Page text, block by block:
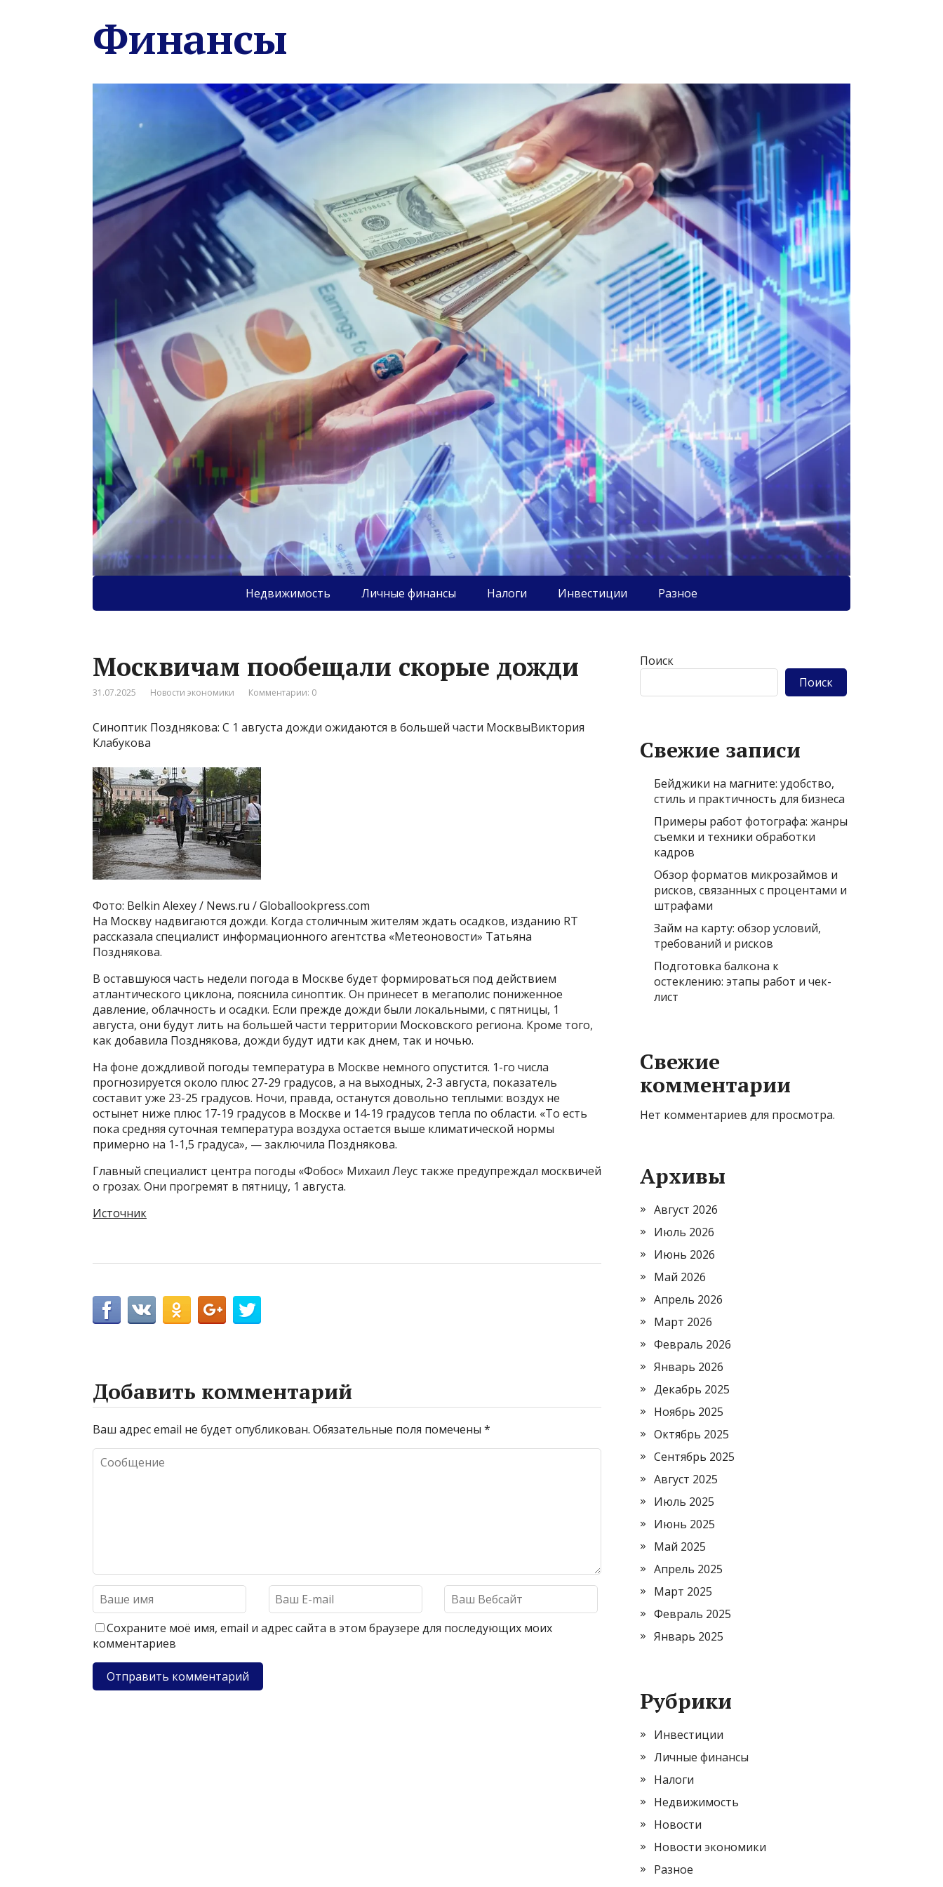
Финансы
Недвижимость Личные финансы Налоги Инвестиции Разное
Москвичам пообещали скорые дожди
31.07.2025 Новости экономики Комментарии: 0
Синоптик Позднякова: С 1 августа дожди ожидаются в большей части МосквыВиктория
Клабукова
Фото: Belkin Alexey / News.ru / Globallookpress.com
На Москву надвигаются дожди. Когда столичным жителям ждать осадков, изданию RT
рассказала специалист информационного агентства «Метеоновости» Татьяна
Позднякова.
В оставшуюся часть недели погода в Москве будет формироваться под действием
атлантического циклона, пояснила синоптик. Он принесет в мегаполис пониженное
давление, облачность и осадки. Если прежде дожди были локальными, с пятницы, 1
августа, они будут лить на большей части территории Московского региона. Кроме того,
как добавила Позднякова, дожди будут идти как днем, так и ночью.
На фоне дождливой погоды температура в Москве немного опустится. 1-го числа
прогнозируется около плюс 27-29 градусов, а на выходных, 2-3 августа, показатель
составит уже 23-25 градусов. Ночи, правда, останутся довольно теплыми: воздух не
остынет ниже плюс 17-19 градусов в Москве и 14-19 градусов тепла по области. «То есть
пока средняя суточная температура воздуха остается выше климатической нормы
примерно на 1-1,5 градуса», — заключила Позднякова.
Главный специалист центра погоды «Фобос» Михаил Леус также предупреждал москвичей
о грозах. Они прогремят в пятницу, 1 августа.
Источник
Добавить комментарий
Ваш адрес email не будет опубликован. Обязательные поля помечены *
Сохраните моё имя, email и адрес сайта в этом браузере для последующих моих
комментариев
Поиск
Поиск
Свежие записи
Бейджики на магните: удобство,
стиль и практичность для бизнеса
Примеры работ фотографа: жанры
съемки и техники обработки
кадров
Обзор форматов микрозаймов и
рисков, связанных с процентами и
штрафами
Займ на карту: обзор условий,
требований и рисков
Подготовка балкона к
остеклению: этапы работ и чек-
лист
Свежие
комментарии
Нет комментариев для просмотра.
Архивы
Август 2026
Июль 2026
Июнь 2026
Май 2026
Апрель 2026
Март 2026
Февраль 2026
Январь 2026
Декабрь 2025
Ноябрь 2025
Октябрь 2025
Сентябрь 2025
Август 2025
Июль 2025
Июнь 2025
Май 2025
Апрель 2025
Март 2025
Февраль 2025
Январь 2025
Рубрики
Инвестиции
Личные финансы
Налоги
Недвижимость
Новости
Новости экономики
Разное